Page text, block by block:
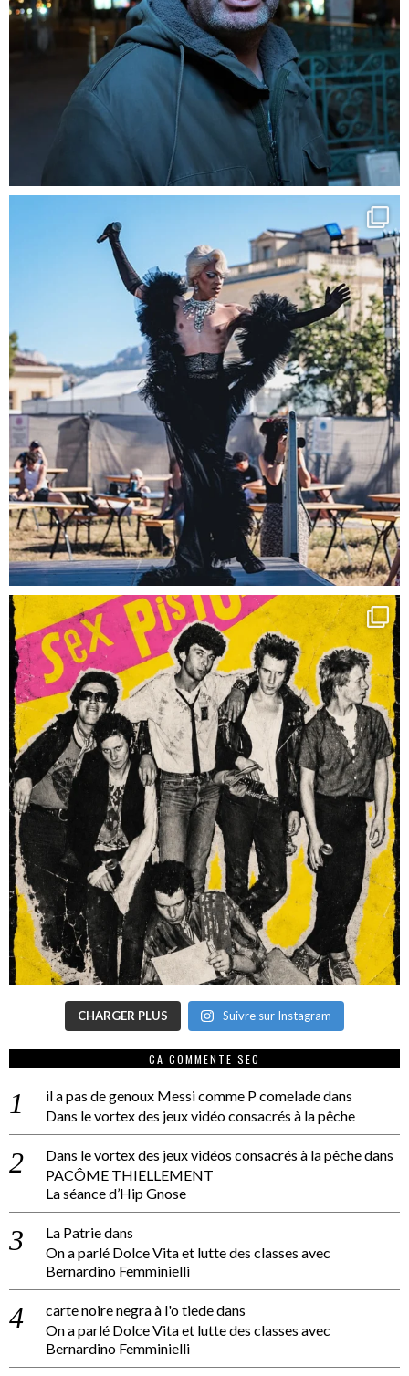
CHARGER PLUS Suivre sur Instagram
CA COMMENTE SEC
il a pas de genoux Messi comme P comeladedans
Dans le vortex des jeux vidéo consacrés à la pêche
Dans le vortex des jeux vidéos consacrés à la pêchedans
PACÔME THIELLEMENT
La séance d’Hip Gnose
La Patriedans
On a parlé Dolce Vita et lutte des classes avec
Bernardino Femminielli
carte noire negra à l'o tiededans
On a parlé Dolce Vita et lutte des classes avec
Bernardino Femminielli